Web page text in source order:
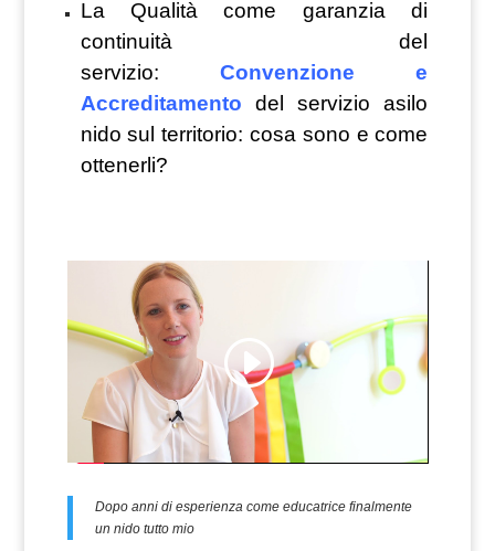
La Qualità come garanzia di
continuità del
servizio: Convenzione e
Accreditamento del servizio asilo
nido sul territorio: cosa sono e come
ottenerli?
Dopo anni di esperienza come educatrice finalmente
un nido tutto mio